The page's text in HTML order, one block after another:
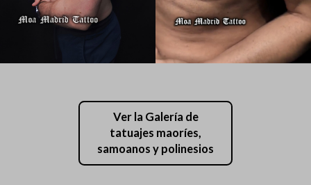
Ver la Galería de
tatuajes maoríes,
samoanos y polinesios